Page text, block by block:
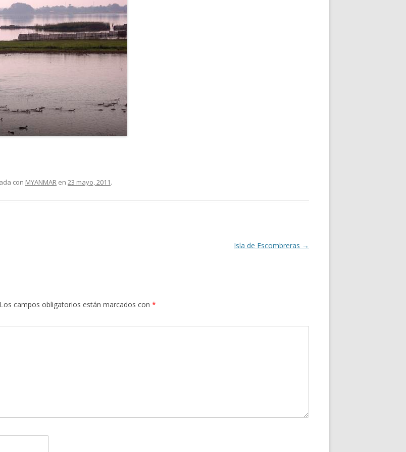
con MYANMAR en 23 mayo, 2011.
Isla de Escombreras →
Los campos obligatorios están marcados con *